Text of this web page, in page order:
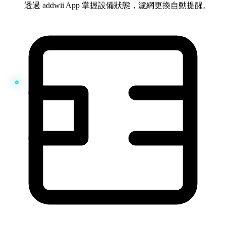
透過 addwii App 掌握設備狀態，濾網更換自動提醒。